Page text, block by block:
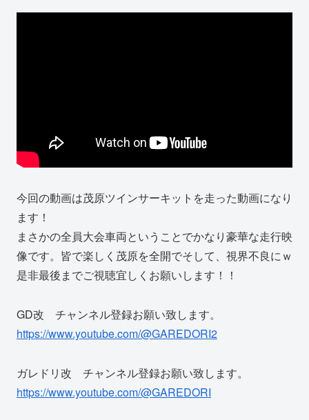
今回の動画は茂原ツインサーキットを走った動画になり
ます！
まさかの全員大会車両ということでかなり豪華な走行映
像です。皆で楽しく茂原を全開でそして、視界不良にｗ
是非最後までご視聴宜しくお願いします！！
GD改 チャンネル登録お願い致します。
https://www.youtube.com/@GAREDORI2
ガレドリ改 チャンネル登録お願い致します。
https://www.youtube.com/@GAREDORI